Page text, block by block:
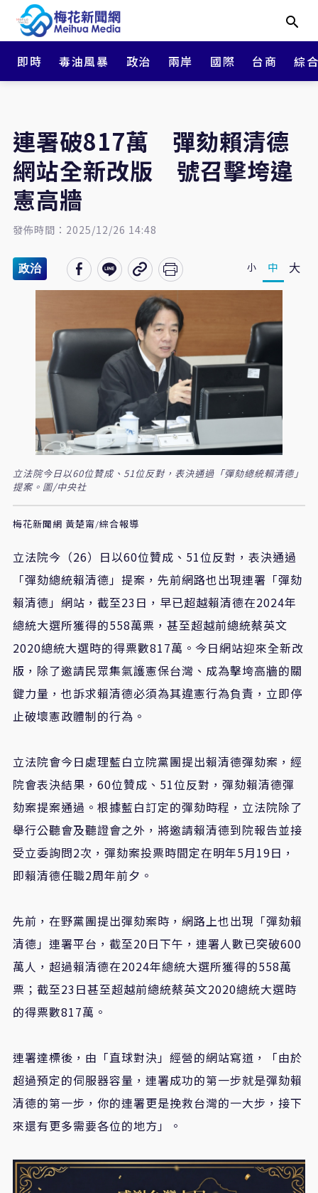
即時 毒油風暴 政治 兩岸 國際 台商 綜
連署破817萬 彈劾賴清德
網站全新改版 號召擊垮違
憲高牆
發佈時間：2025/12/26 14:48
政治 小 中 大
立法院今日以60位贊成、51位反對，表決通過「彈劾總統賴清德」
提案。圖/中央社
梅花新聞網 黃楚甯/綜合報導
立法院今（26）日以60位贊成、51位反對，表決通過
「彈劾總統賴清德」提案，先前網路也出現連署「彈劾
賴清德」網站，截至23日，早已超越賴清德在2024年
總統大選所獲得的558萬票，甚至超越前總統蔡英文
2020總統大選時的得票數817萬。今日網站迎來全新改
版，除了邀請民眾集氣護憲保台灣、成為擊垮高牆的關
鍵力量，也訴求賴清德必須為其違憲行為負責，立即停
止破壞憲政體制的行為。
立法院會今日處理藍白立院黨團提出賴清德彈劾案，經
院會表決結果，60位贊成、51位反對，彈劾賴清德彈
劾案提案通過。根據藍白訂定的彈劾時程，立法院除了
舉行公聽會及聽證會之外，將邀請賴清德到院報告並接
受立委詢問2次，彈劾案投票時間定在明年5月19日，
即賴清德任職2周年前夕。
先前，在野黨團提出彈劾案時，網路上也出現「彈劾賴
清德」連署平台，截至20日下午，連署人數已突破600
萬人，超過賴清德在2024年總統大選所獲得的558萬
票；截至23日甚至超越前總統蔡英文2020總統大選時
的得票數817萬。
連署達標後，由「直球對決」經營的網站寫道，「由於
超過預定的伺服器容量，連署成功的第一步就是彈劾賴
清德的第一步，你的連署更是挽救台灣的一大步，接下
來還有更多需要各位的地方」。